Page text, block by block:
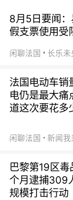
8月5日要闻
假支票使用受
闲聊法国
法国电动车销
电仍是最大痛
道这次要花多
闲聊法国 新闻我
巴黎第19区
个月逮捕309
规模打击行动